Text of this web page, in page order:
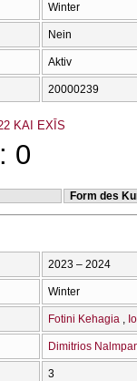
Winter
Nein
Aktiv
20000239
KAI EXĪS
0
Form des
2023 – 2024
Winter
Fotini Kehagia
Dimitrios
3